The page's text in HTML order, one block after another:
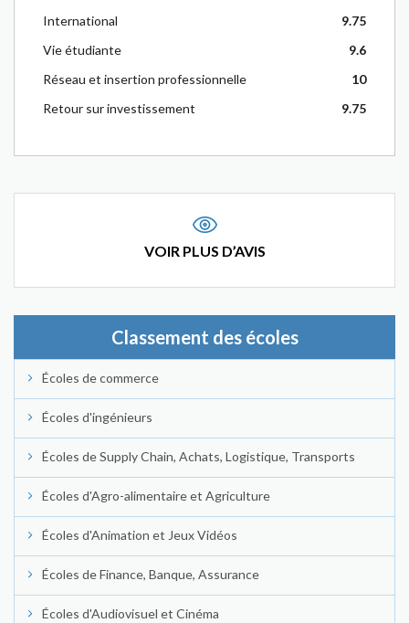
International
9.75
Vie étudiante
9.6
Réseau et insertion professionnelle
10
Retour sur investissement
9.75
VOIR PLUS D’AVIS
Classement des écoles
Écoles de commerce
Écoles d'ingénieurs
Écoles de Supply Chain, Achats, Logistique, Transports
Écoles d'Agro-alimentaire et Agriculture
Écoles d'Animation et Jeux Vidéos
Écoles de Finance, Banque, Assurance
Écoles d'Audiovisuel et Cinéma